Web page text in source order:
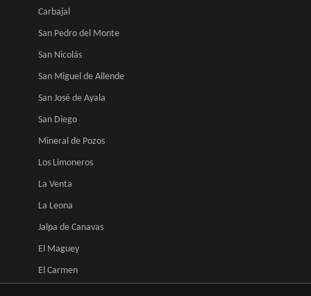
Carbajal
San Pedro del Monte
San Nicolás
San Miguel de Allende
San José de Ayala
San Diego
Mineral de Pozos
Los Limoneros
La Venta
La Leona
Jalpa de Canavas
El Maguey
El Carmen